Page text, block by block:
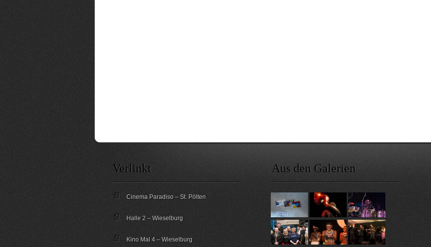
Verlinkt
Cinema Paradiso – St. Pölten
Halle 2 – Wieselburg
Kino Mal 4 – Wieselburg
Aus den Galerien